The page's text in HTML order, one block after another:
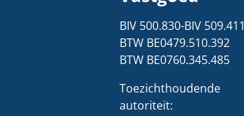
BIV 500.830-BIV 509.411
BTW BE0479.510.392
BTW BE0760.345.485
Toezichthoudende
autoriteit: